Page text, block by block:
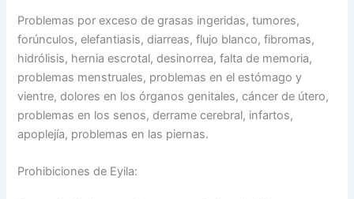
Problemas por exceso de grasas ingeridas, tumores,
forúnculos, elefantiasis, diarreas, flujo blanco, fibromas,
hidrólisis, hernia escrotal, desinorrea, falta de memoria,
problemas menstruales, problemas en el estómago y
vientre, dolores en los órganos genitales, cáncer de útero,
problemas en los senos, derrame cerebral, infartos,
apoplejía, problemas en las piernas.
Prohibiciones de Eyila: